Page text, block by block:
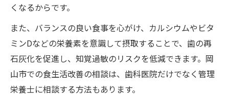
くなるからです。
また、バランスの良い食事を心がけ、カルシウムやビタ
ミンDなどの栄養素を意識して摂取することで、歯の再
石灰化を促進し、知覚過敏のリスクを低減できます。岡
山市での食生活改善の相談は、歯科医院だけでなく管理
栄養士に相談する方法もあります。